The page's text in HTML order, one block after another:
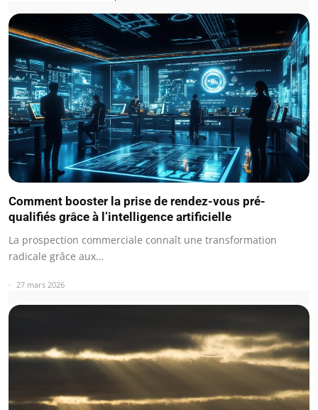
Comment booster la prise de rendez-vous pré-
qualifiés grâce à l’intelligence artificielle
La prospection commerciale connaît une transformation
radicale grâce aux…
27 mars 2026